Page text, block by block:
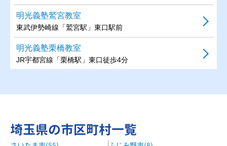
明光義塾鷲宮教室
東武伊勢崎線「鷲宮駅」東口駅前
明光義塾栗橋教室
JR宇都宮線「栗橋駅」東口徒歩4分
JR宇都宮線「東鷲宮駅」東口徒歩2分
JR宇都宮線・東武伊勢崎線 久喜駅徒歩3分
埼玉県の市区町村一覧